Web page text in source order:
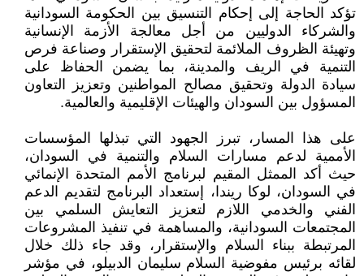
تؤكد الحاجة إلى إحكام التنسيق بين الحكومة السودانية
والشركاء الدوليين من أجل معالجة الأزمة الإنسانية
وتهيئة الظروف الملائمة لتحقيق الإستقرار وصناعة فرص
التنمية في الريف والمدينة، بما يضمن الحفاظ على
سيادة الدولة وتحقيق مصالح المواطنين وتعزيز التعاون
المسؤول بين السودان والهيئات الإقليمية والعالمية.
على هذا المسار، تبرز الجهود التي تبذلها المؤسسات
الأممية لدعم مسارات السلام والتنمية في السودان،
حيث أكد الممثل المقيم لبرنامج الأمم المتحدة الإنمائي
في السودان، لوكا ريندا، إستعداد البرنامج لتقديم الدعم
الفني والخدمي اللازم لتعزيز التعايش السلمي بين
المجتمعات السودانية، والمساهمة في تنفيذ المشروعات
المرتبطة ببناء السلام والإستقرار، وقد جاء ذلك خلال
لقائه برئيس مفوضية السلام سليمان الدبيلو، في مؤشر